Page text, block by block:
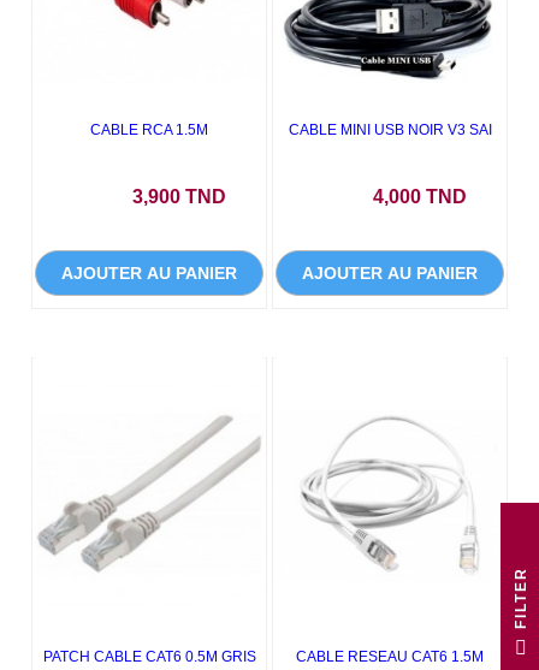
CABLE RCA 1.5M
3,900 TND
AJOUTER AU PANIER
CABLE MINI USB NOIR V3 SAI
4,000 TND
AJOUTER AU PANIER
PATCH CABLE CAT6 0.5M GRIS
CABLE RESEAU CAT6 1.5M
R